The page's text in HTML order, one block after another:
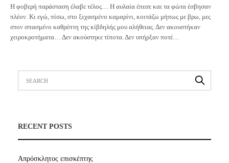
Η φοβερή παράσταση έλαβε τέλος… Η αυλαία έπεσε και τα φώτα έσβησαν
πλέον. Κι εγώ, πίσω, στο ξεχασμένο καμαρίνι, κοιτάζω μήπως με βρω, μες
στον σπασμένο καθρέπτη της κίβδηλής μου αλήθειας. Δεν ακουστήκαν
χειροκροτήματα… Δεν ακούστηκε τίποτα. Δεν υπήρξαν ποτέ…
RECENT POSTS
Απρόσκλητος επισκέπτης